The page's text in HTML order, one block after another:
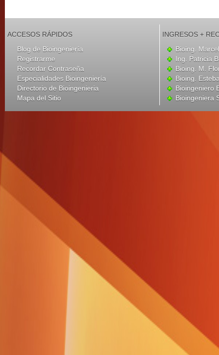
ACCESOS RÁPIDOS
Blog de Bioingeniería
Registrarme
Recordar Contraseña
Especialidades Bioingeniería
Directorio de Bioingenieria
Mapa del Sitio
INGRESOS +
Bioing.
Ing. Patricia
Bioing. M.
Bioing.
Bioingeniero
Bioingeniera